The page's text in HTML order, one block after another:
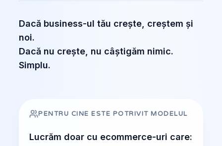
Dacă business-ul tău crește, creștem și
noi.
Dacă nu crește, nu câștigăm nimic.
Simplu.
PENTRU CINE ESTE POTRIVIT MODELUL
Lucrăm doar cu ecommerce-uri care: